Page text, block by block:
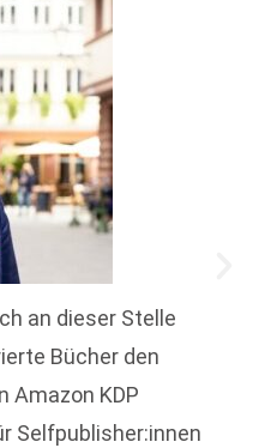
an dieser Stelle
Bücher den
Amazon KDP
Selfpublisher:innen